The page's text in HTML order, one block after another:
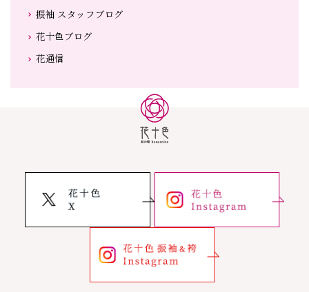
振袖 スタッフブログ
花十色ブログ
花通信